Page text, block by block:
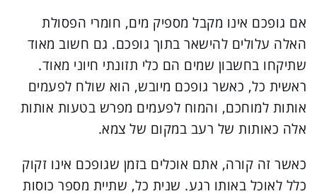
אם גופכם אינו מקבל מספיק מים, חומרי הפסולת
האלה עלולים להישאר בתוך גופכם. גם חשוב מאוד
שתיקחו בחשבון שמים הם כלי תזונתי חיוני מאוד.
ראשית כל, כאשר גופכם מיובש, הוא שולח לפעמים
אותות למוחכם, והמוח לפעמים מפרש בטעות אותות
אלה כאותות של רעב במקום של צמא.
כאשר זה קורה, אתם אוכלים בזמן שגופכם אינו זקוק
כלל לאוכל באותו רגע. שנית כל, שתיית מספר כוסות